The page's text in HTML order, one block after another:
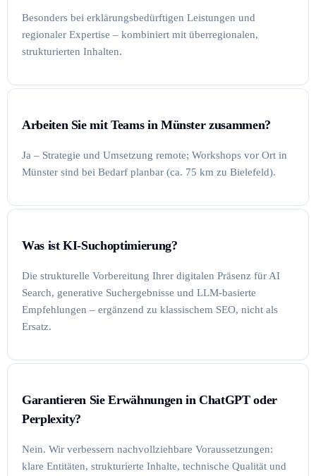
Besonders bei erklärungsbedürftigen Leistungen und
regionaler Expertise – kombiniert mit überregionalen,
strukturierten Inhalten.
Arbeiten Sie mit Teams in Münster zusammen?
Ja – Strategie und Umsetzung remote; Workshops vor Ort in
Münster sind bei Bedarf planbar (ca. 75 km zu Bielefeld).
Was ist KI-Suchoptimierung?
Die strukturelle Vorbereitung Ihrer digitalen Präsenz für AI
Search, generative Suchergebnisse und LLM-basierte
Empfehlungen – ergänzend zu klassischem SEO, nicht als
Ersatz.
Garantieren Sie Erwähnungen in ChatGPT oder
Perplexity?
Nein. Wir verbessern nachvollziehbare Voraussetzungen:
klare Entitäten, strukturierte Inhalte, technische Qualität und